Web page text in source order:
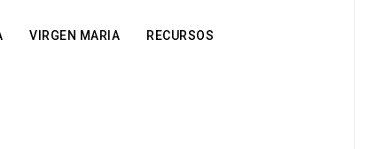
VIRGEN MARIA RECURSOS